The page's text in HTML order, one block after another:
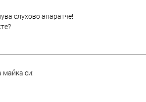
слухово апаратче!
майка си: